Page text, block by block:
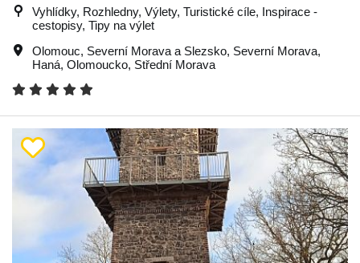
Vyhlídky, Rozhledny, Výlety, Turistické cíle, Inspirace -
cestopisy, Tipy na výlet
Olomouc, Severní Morava a Slezsko, Severní Morava,
Haná, Olomoucko, Střední Morava